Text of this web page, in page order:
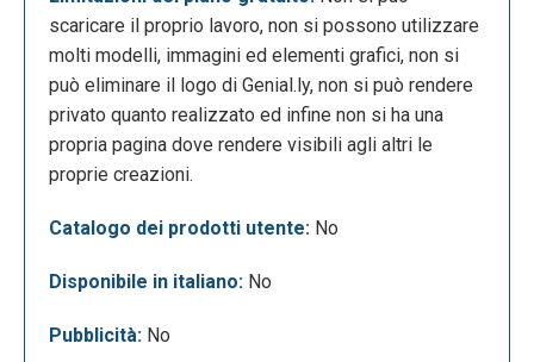
seguente schermata che è la dashboard
creare la propria risorsa scegliendone la tipologia
scaricare il proprio lavoro, non si possono utilizzare
molti modelli, immagini ed elementi grafici, non si
può eliminare il logo di Genial.ly, non si può rendere
privato quanto realizzato ed infine non si ha una
propria pagina dove rendere visibili agli altri le
proprie creazioni.
Catalogo dei prodotti utente: No
Disponibile in italiano: No
Pubblicità: No